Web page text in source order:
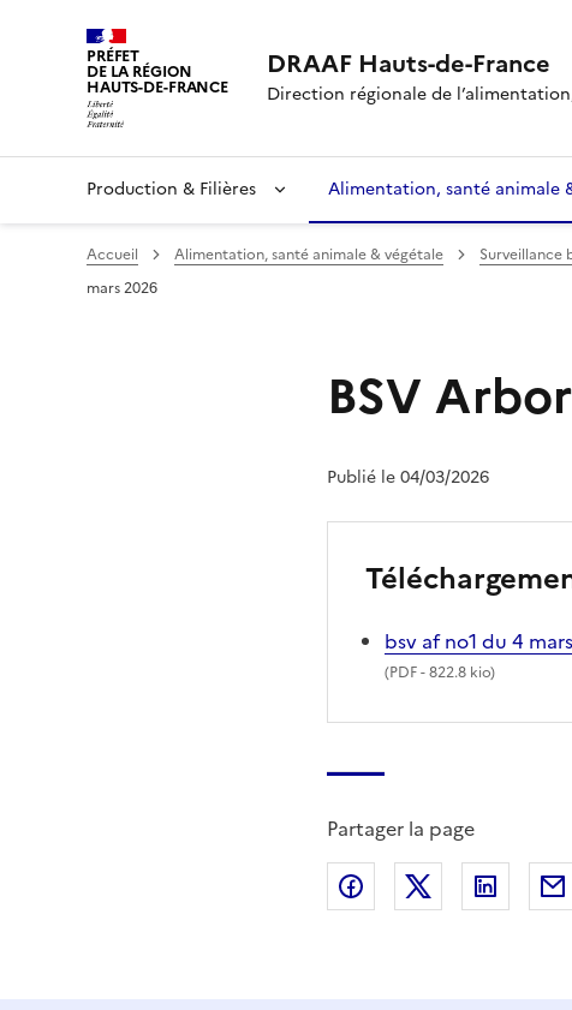
PRÉFET
DE LA RÉGION
HAUTS-DE-FRANCE
DRAAF Hauts-de-France
Direction régionale de
Production & Filières Alimentation, santé animale
Accueil Alimentation, santé animale & végétale
mars 2026
BSV
Publié le 04/03/2026
bsv af no1 du 4
(PDF- 822.8 kio)
Partager la page
Partager sur Facebook
Partager sur